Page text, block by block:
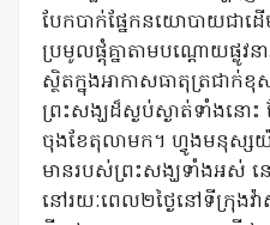
បែកបាក់ផ្នែកនយោបាយជាដ
ប្រមូលផ្តុំគ្នាតាមបណ្តោយផ្លូវ
ស្ថិតក្នុងអាកាសធាតុត្រជាក់ខុ
ព្រះសង្ឃដ៏ស្ងប់ស្ងាត់ទាំងនោ
ចុងខែតុលាមក។ ហ្វូងមនុស្សយ៉ា
មានរបស់ព្រះសង្ឃទាំងអស់ ន
នៅរយៈពេល២ថ្ងៃនៅទីក្រុង